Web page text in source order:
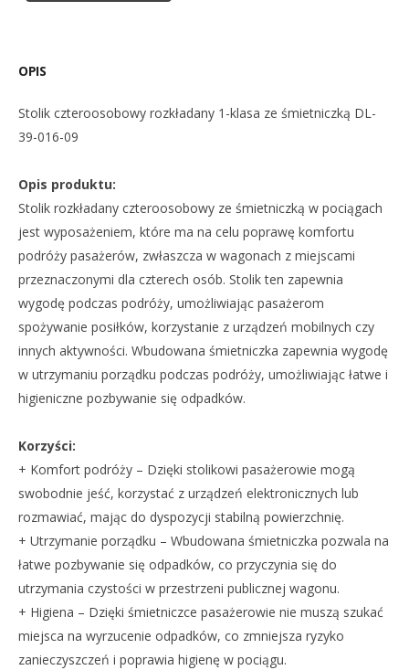
OPIS
Stolik czteroosobowy rozkładany 1-klasa ze śmietniczką DL-
39-016-09
Opis produktu:
Stolik rozkładany czteroosobowy ze śmietniczką w pociągach
jest wyposażeniem, które ma na celu poprawę komfortu
podróży pasażerów, zwłaszcza w wagonach z miejscami
przeznaczonymi dla czterech osób. Stolik ten zapewnia
wygodę podczas podróży, umożliwiając pasażerom
spożywanie posiłków, korzystanie z urządzeń mobilnych czy
innych aktywności. Wbudowana śmietniczka zapewnia wygodę
w utrzymaniu porządku podczas podróży, umożliwiając łatwe i
higieniczne pozbywanie się odpadków.
Korzyści:
+ Komfort podróży – Dzięki stolikowi pasażerowie mogą
swobodnie jeść, korzystać z urządzeń elektronicznych lub
rozmawiać, mając do dyspozycji stabilną powierzchnię.
+ Utrzymanie porządku – Wbudowana śmietniczka pozwala na
łatwe pozbywanie się odpadków, co przyczynia się do
utrzymania czystości w przestrzeni publicznej wagonu.
+ Higiena – Dzięki śmietniczce pasażerowie nie muszą szukać
miejsca na wyrzucenie odpadków, co zmniejsza ryzyko
zanieczyszczeń i poprawia higienę w pociągu.